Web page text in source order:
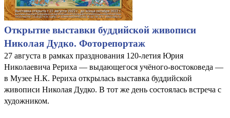
Открытие выставки буддийской живописи
Николая Дудко. Фоторепортаж
27 августа в рамках празднования 120-летия Юрия
Николаевича Рериха — выдающегося учёного-востоковеда —
в Музее Н.К. Рериха открылась выставка буддийской
живописи Николая Дудко. В тот же день состоялась встреча с
художником.